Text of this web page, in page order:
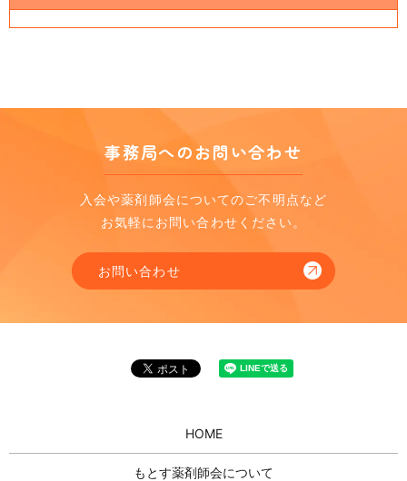
事務局へのお問い合わせ
入会や薬剤師会についてのご不明点など
お気軽にお問い合わせください。
お問い合わせ
HOME
もとす薬剤師会について